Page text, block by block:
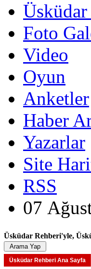
Foto
Video
Oyun
Anketler
Haber
Yazarlar
Site
RSS
07
Üsküdar Rehberi'yle,
Üsküdar Rehberi Ana Sayfa